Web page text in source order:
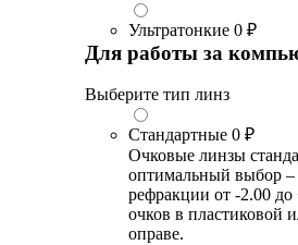
Ультратонкие 0 ₽
Для работы за
Выберите тип линз
Стандартные 0 ₽
Очковые линзы
оптимальный выбор –
рефракции от -2.00
очков в пластиковой
оправе.